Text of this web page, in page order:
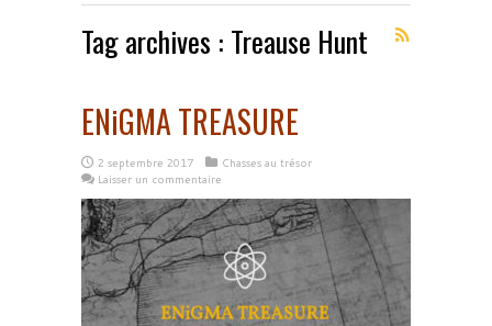
Tag archives : Treause Hunt
ENiGMA TREASURE
2 septembre 2017
Chasses au trésor
Laisser un commentaire